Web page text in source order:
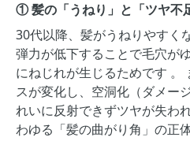
① 髪の「うねり」と「ツヤ不
30代以降、髪がうねりやすく
弾力が低下することで毛穴が
にねじれが生じるためです 。
スが変化し、空洞化（ダメー
れいに反射できずツヤが失わ
わゆる「髪の曲がり角」の正体